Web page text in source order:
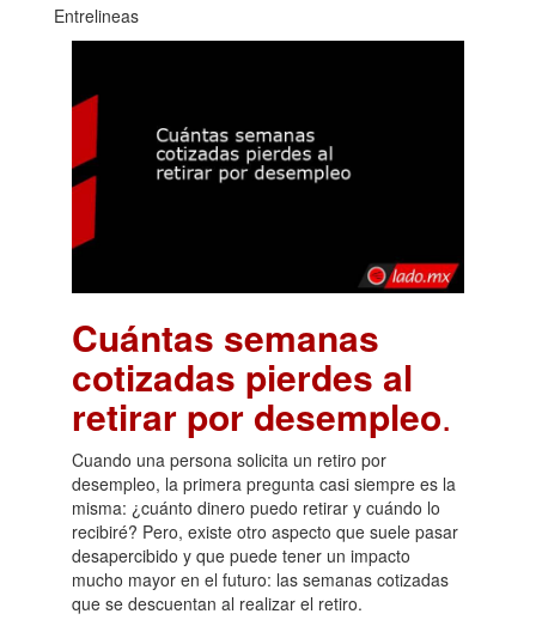
Entrelineas
Cuántas semanas
cotizadas pierdes al
retirar por desempleo.
Cuando una persona solicita un retiro por
desempleo, la primera pregunta casi siempre es la
misma: ¿cuánto dinero puedo retirar y cuándo lo
recibiré? Pero, existe otro aspecto que suele pasar
desapercibido y que puede tener un impacto
mucho mayor en el futuro: las semanas cotizadas
que se descuentan al realizar el retiro.